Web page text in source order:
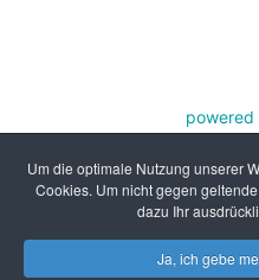
Um die optimale Nutzung unserer
Cookies. Um nicht gegen
dazu Ihr
Ja, ich gebe
powered